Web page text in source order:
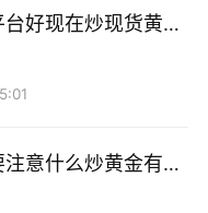
相关信息并进行身份
内即可完成。
者需要在平台上进
方式，包括银行转
成后，投资者便可以
好现在炒现货黄金
意什么炒黄金有哪